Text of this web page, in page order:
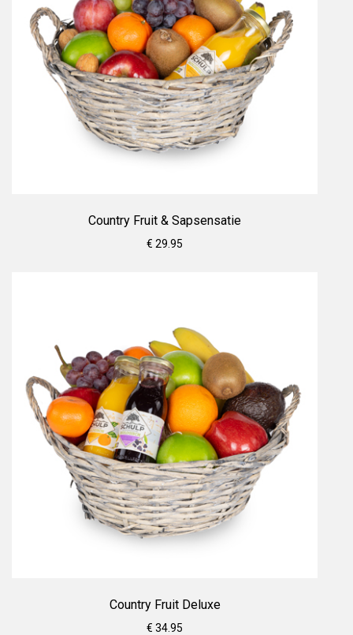
Country Fruit & Sapsensatie
€ 29.95
Country Fruit Deluxe
€ 34.95